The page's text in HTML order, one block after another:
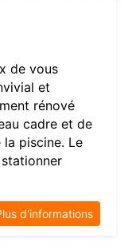
de vous
et
rénové
cadre et de
piscine. Le
d'informations